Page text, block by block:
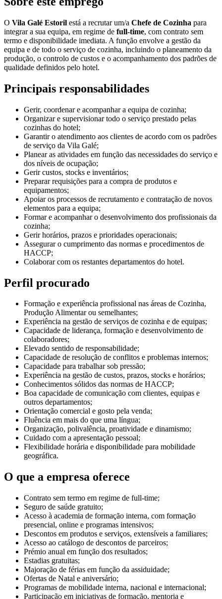
O Vila Galé Estoril está a recrutar um/a Chefe de Cozinha para
integrar a sua equipa, em regime de full-time, com contrato sem
termo e disponibilidade imediata. A função envolve a gestão da
equipa e de todo o serviço de cozinha, incluindo o planeamento da
produção, o controlo de custos e o acompanhamento dos padrões de
qualidade definidos pelo hotel.
Principais responsabilidades
Gerir, coordenar e acompanhar a equipa de cozinha;
Organizar e supervisionar todo o serviço prestado pelas
cozinhas do hotel;
Garantir o atendimento aos clientes de acordo com os padrões
de serviço da Vila Galé;
Planear as atividades em função das necessidades do serviço e
dos níveis de ocupação;
Gerir custos, stocks e inventários;
Preparar requisições para a compra de produtos e
equipamentos;
Apoiar os processos de recrutamento e contratação de novos
elementos para a equipa;
Formar e acompanhar o desenvolvimento dos profissionais da
cozinha;
Gerir horários, prazos e prioridades operacionais;
Assegurar o cumprimento das normas e procedimentos de
HACCP;
Colaborar com os restantes departamentos do hotel.
Perfil procurado
Formação e experiência profissional nas áreas de Cozinha,
Produção Alimentar ou semelhantes;
Experiência na gestão de serviços de cozinha e de equipas;
Capacidade de liderança, formação e desenvolvimento de
colaboradores;
Elevado sentido de responsabilidade;
Capacidade de resolução de conflitos e problemas internos;
Capacidade para trabalhar sob pressão;
Experiência na gestão de custos, prazos, stocks e horários;
Conhecimentos sólidos das normas de HACCP;
Boa capacidade de comunicação com clientes, equipas e
outros departamentos;
Orientação comercial e gosto pela venda;
Fluência em mais do que uma língua;
Organização, polivalência, proatividade e dinamismo;
Cuidado com a apresentação pessoal;
Flexibilidade horária e disponibilidade para mobilidade
geográfica.
O que a empresa oferece
Contrato sem termo em regime de full-time;
Seguro de saúde gratuito;
Acesso à academia de formação interna, com formação
presencial, online e programas intensivos;
Descontos em produtos e serviços, extensíveis a familiares;
Acesso ao catálogo de descontos de parceiros;
Prémio anual em função dos resultados;
Estadias gratuitas;
Majoração de férias em função da assiduidade;
Ofertas de Natal e aniversário;
Programas de mobilidade interna, nacional e internacional;
Participação em iniciativas de formação, mentoria e